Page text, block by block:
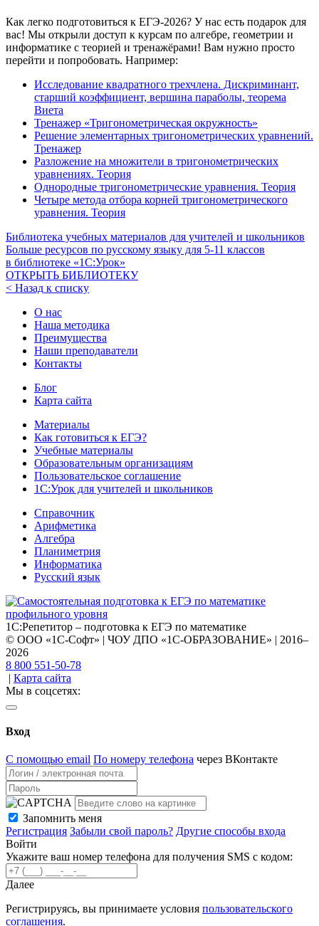
Как легко подготовиться к ЕГЭ-2026? У нас есть подарок для
вас! Мы открыли доступ к курсам по алгебре, геометрии и
информатике с теорией и тренажёрами! Вам нужно просто
перейти и попробовать. Например:
Исследование квадратного трехчлена. Дискриминант,
старший коэффициент, вершина параболы, теорема
Виета
Тренажер «Тригонометрическая окружность»
Решение элементарных тригонометрических уравнений.
Тренажер
Разложение на множители в тригонометрических
уравнениях. Теория
Однородные тригонометрические уравнения. Теория
Четыре метода отбора корней тригонометрического
уравнения. Теория
Библиотека учебных материалов для учителей и школьников
Больше ресурсов по русскому языку для 5-11 классов
в библиотеке «1С:Урок»
ОТКРЫТЬ БИБЛИОТЕКУ
< Назад к списку
О нас
Наша методика
Преимущества
Наши преподаватели
Контакты
Блог
Карта сайта
Материалы
Как готовиться к ЕГЭ?
Учебные материалы
Образовательным организациям
Пользовательское соглашение
1С:Урок для учителей и школьников
Справочник
Арифметика
Алгебра
Планиметрия
Информатика
Русский язык
1С:Репетитор – подготовка к ЕГЭ по математике
© ООО «1С-Софт» | ЧОУ ДПО «1С-ОБРАЗОВАНИЕ» | 2016–
2026
8 800 551-50-78
| Карта сайта
Мы в соцсетях:
Вход
С помощью email По номеру телефона через ВКонтакте
Запомнить меня
Регистрация Забыли свой пароль? Другие способы входа
Войти
Укажите ваш номер телефона для получения SMS с кодом:
Далее
Регистрируясь, вы принимаете условия пользовательского
соглашения.